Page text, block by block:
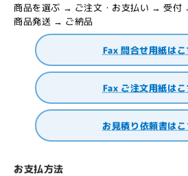
商品を選ぶ → ご注文・お支払い → 受付
商品発送 → ご納品
Fax 問合せ用紙はこ
Fax ご注文用紙はこ
お見積り依頼書はこ
お支払方法